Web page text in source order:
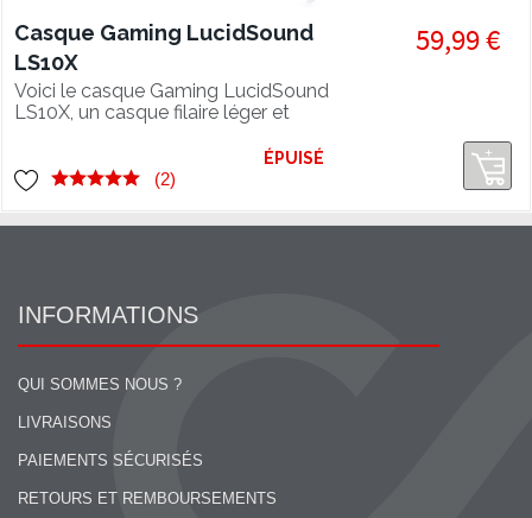
Casque Gaming LucidSound
LS10X
Voici le casque Gaming LucidSound
LS10X, un casque filaire léger et
59,99 €
(2)
ÉPUISÉ
INFORMATIONS
QUI SOMMES NOUS ?
LIVRAISONS
PAIEMENTS SÉCURISÉS
RETOURS ET REMBOURSEMENTS